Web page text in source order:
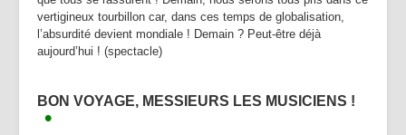
vertigineux tourbillon car, dans ces temps de globalisation,
l’absurdité devient mondiale ! Demain ? Peut-être déjà
aujourd’hui ! (spectacle)
BON VOYAGE, MESSIEURS LES MUSICIENS !
•